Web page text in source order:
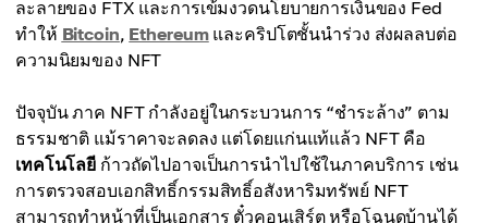
ละลายของ FTX และการเข้มงวดนโยบายการเงินของ Fed
ทำให้ Bitcoin, Ethereumและคริปโตชั้นนำร่วง ส่งผลลบต่อ
ความนิยมของ NFT
ปัจจุบัน ภาค NFT กำลังอยู่ในกระบวนการ “ชำระล้าง” ตาม
ธรรมชาติ แม้ราคาจะลดลง แต่โดยแก่นแท้แล้ว NFT คือ
เทคโนโลยี ก้าวถัดไปอาจเป็นการนำไปใช้ในภาคบริการ เช่น
การตรวจสอบเอกสิทธิ์กรรมสิทธิ์อสังหาริมทรัพย์ NFT
สามารถทำหน้าที่เป็นเอกสาร ตั๋วคอนเสิร์ต หรือโฉนดบ้านได้